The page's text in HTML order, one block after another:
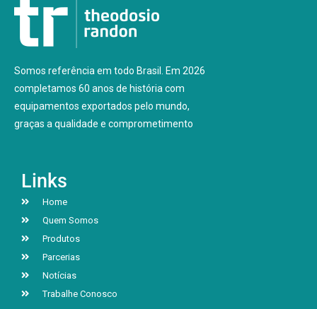
Somos referência em todo Brasil. Em 2026
completamos 60 anos de história com
equipamentos exportados pelo mundo,
graças a qualidade e comprometimento
Links
Home
Quem Somos
Produtos
Parcerias
Notícias
Trabalhe Conosco